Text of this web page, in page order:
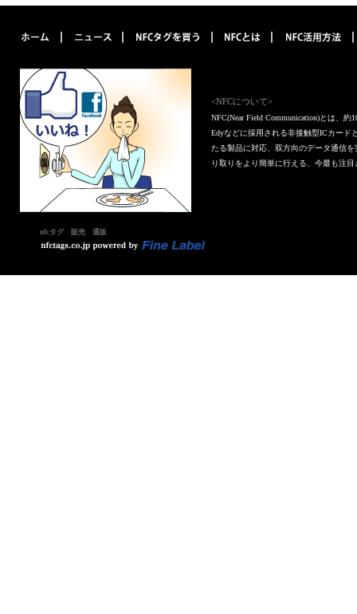
<NFCについて>
NFC(Near Field Communication)とは、
Edyなどに採用される非接触型ICカード
たる製品に対応、双方向のデータ通信
り取りをより簡単に行える、今最も注
nfcタグ 販売 通販